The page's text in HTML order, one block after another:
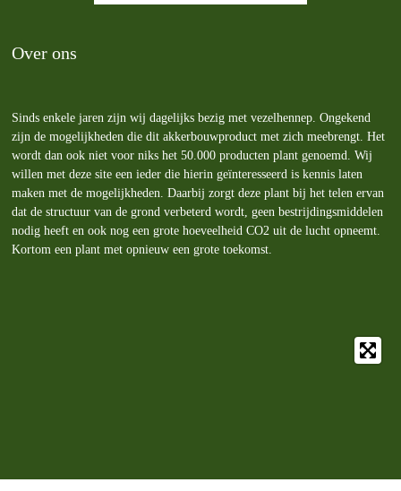
Over ons
Sinds enkele jaren zijn wij dagelijks bezig met vezelhennep. Ongekend
zijn de mogelijkheden die dit akkerbouwproduct met zich meebrengt. Het
wordt dan ook niet voor niks het 50.000 producten plant genoemd. Wij
willen met deze site een ieder die hierin geïnteresseerd is kennis laten
maken met de mogelijkheden. Daarbij zorgt deze plant bij het telen ervan
dat de structuur van de grond verbeterd wordt, geen bestrijdingsmiddelen
nodig heeft en ook nog een grote hoeveelheid CO2 uit de lucht opneemt.
Kortom een plant met opnieuw een grote toekomst.